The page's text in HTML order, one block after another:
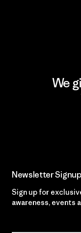
We
Newsletter Signup
Sign up for
awareness, events